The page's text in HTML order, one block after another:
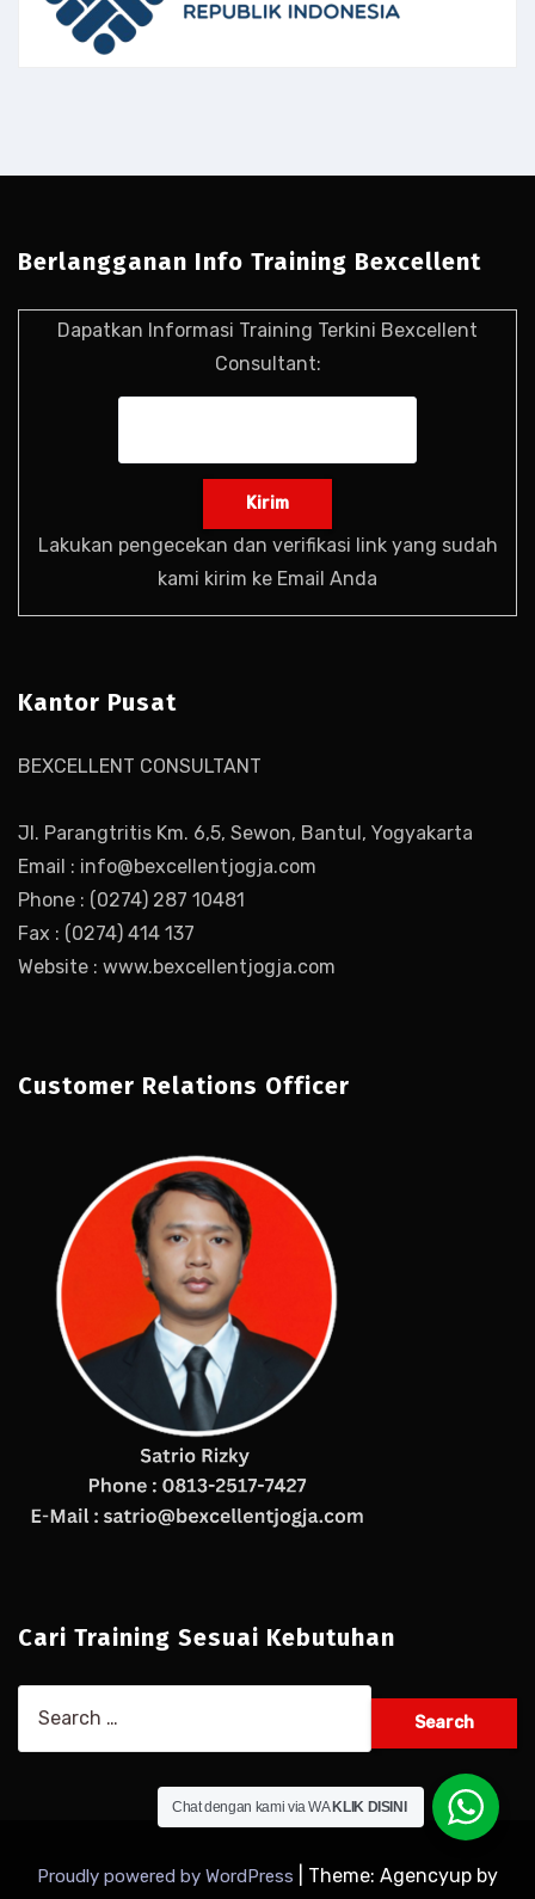
Berlangganan Info Training Bexcellent
Dapatkan Informasi Training Terkini Bexcellent
Consultant:
Lakukan pengecekan dan verifikasi link yang sudah
kami kirim ke Email Anda
Kantor Pusat
BEXCELLENT CONSULTANT
Jl. Parangtritis Km. 6,5, Sewon, Bantul, Yogyakarta
Email : info@bexcellentjogja.com
Phone : (0274) 287 10481
Fax : (0274) 414 137
Website : www.bexcellentjogja.com
Customer Relations Officer
Cari Training Sesuai Kebutuhan
Proudly powered by WordPress Theme: Agencyup by
Chat dengan kami via WA KLIK DISINI